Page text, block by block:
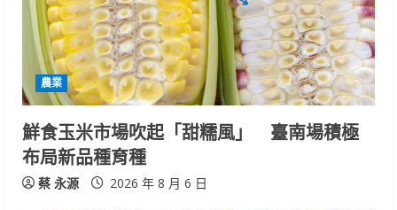
a
d
i
n
g
農業
鮮食玉米市場吹起「甜糯風」 臺南場積極
布局新品種育種
蔡 永源 2026 年 8 月 6 日